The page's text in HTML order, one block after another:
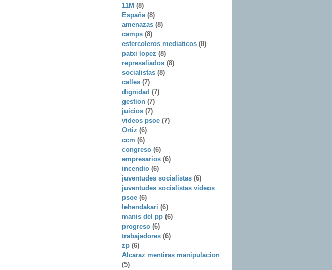
11M (8)
España (8)
amenazas (8)
camps (8)
estercoleros mediaticos (8)
patxi lopez (8)
represaliados (8)
socialistas (8)
calles (7)
dignidad (7)
gestion (7)
juicios (7)
videos psoe (7)
Ortiz (6)
ccm (6)
congreso (6)
empresarios (6)
incendio (6)
juventudes socialistas (6)
juventudes socialistas videos
psoe (6)
lehendakari (6)
manis del pp (6)
progreso (6)
trabajadores (6)
zp (6)
Alcaraz mentiras manipulacion
(5)